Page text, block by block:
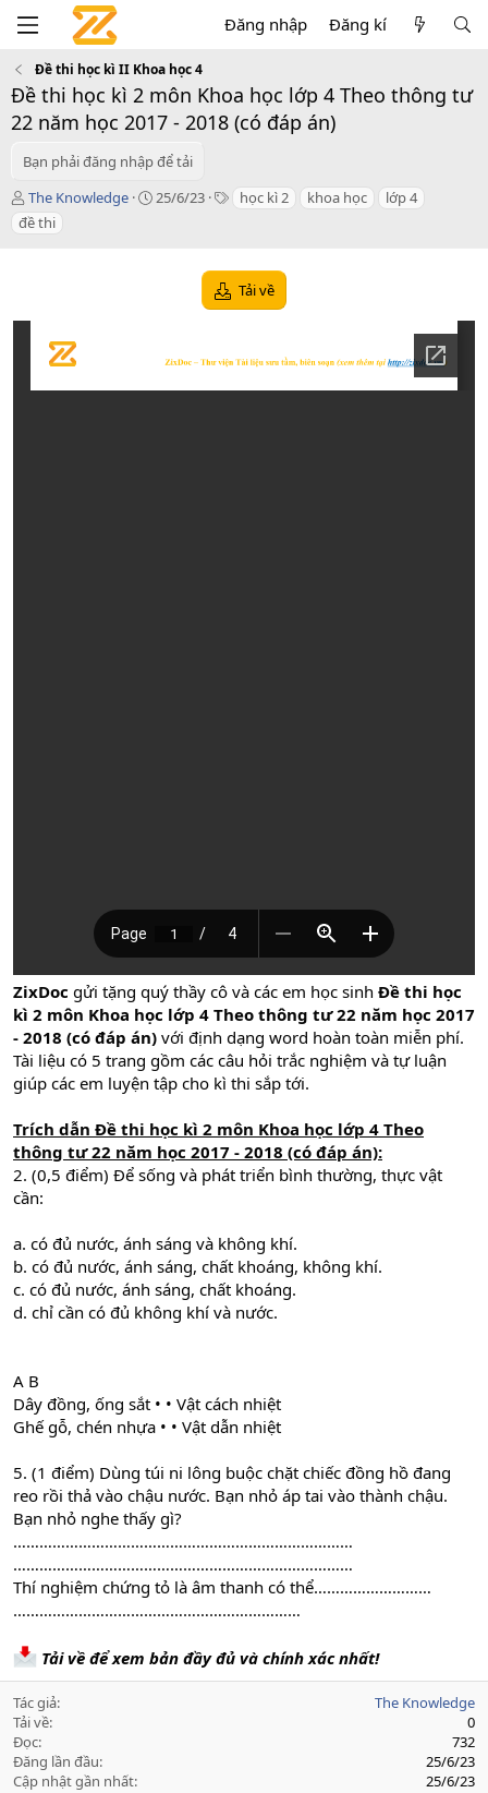
Đăng nhập Đăng kí
Đề thi học kì II Khoa học 4
Đề thi học kì 2 môn Khoa học lớp 4 Theo thông tư
22 năm học 2017 - 2018 (có đáp án)
Bạn phải đăng nhập để tải
T
á
c
The Knowledge
C
t
25/6/23
T học kì 2 khoa học
lớp 4
đề thi
Tải về
ZixDoc gửi tặng quý thầy cô và các em học sinh Đề thi học
kì 2 môn Khoa học lớp 4 Theo thông tư 22 năm học 2017
- 2018 (có đáp án) với định dạng word hoàn toàn miễn phí.
Tài liệu có 5 trang gồm các câu hỏi trắc nghiệm và tự luận
giúp các em luyện tập cho kì thi sắp tới.
Trích dẫn Đề thi học kì 2 môn Khoa học lớp 4 Theo
thông tư 22 năm học 2017 - 2018 (có đáp án):
2. (0,5 điểm) Để sống và phát triển bình thường, thực vật
cần:
a. có đủ nước, ánh sáng và không khí.
b. có đủ nước, ánh sáng, chất khoáng, không khí.
c. có đủ nước, ánh sáng, chất khoáng.
d. chỉ cần có đủ không khí và nước.
A B
Dây đồng, ống sắt • • Vật cách nhiệt
Ghế gỗ, chén nhựa • • Vật dẫn nhiệt
5. (1 điểm) Dùng túi ni lông buộc chặt chiếc đồng hồ đang
reo rồi thả vào chậu nước. Bạn nhỏ áp tai vào thành chậu.
Bạn nhỏ nghe thấy gì?
……………………………………………………………………
……………………………………………………………………
Thí nghiệm chứng tỏ là âm thanh có thể………………………
…………………………………………………………
Tải về để xem bản đầy đủ và chính xác nhất!
Tác giả
The Knowledge
Tải về
0
Đọc
732
Đăng lần đầu
25/6/23
Cập nhật gần nhất
25/6/23